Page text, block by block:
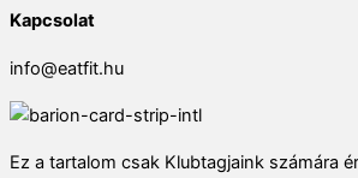
Kapcsolat
info@eatfit.hu
Ez a tartalom csak Klubtagjaink számára